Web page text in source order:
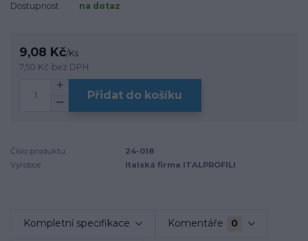
Dostupnost na dotaz
9,08 Kč/Ks
7,50 Kč bez DPH
Přidat do košíku
Číslo produktu:
24-018
Výrobce:
Italská firma ITALPROFILI
Kompletní specifikace Komentáře 0